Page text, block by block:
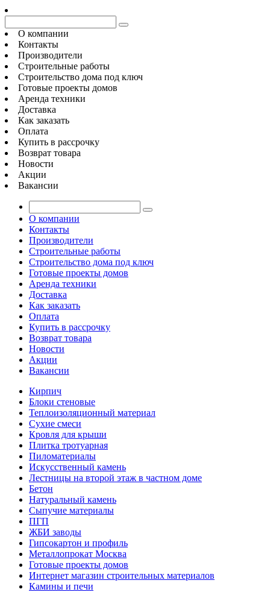
О компании
Контакты
Производители
Строительные работы
Строительство дома под ключ
Готовые проекты домов
Аренда техники
Доставка
Как заказать
Оплата
Купить в рассрочку
Возврат товара
Новости
Акции
Вакансии
О компании
Контакты
Производители
Строительные работы
Строительство дома под ключ
Готовые проекты домов
Аренда техники
Доставка
Как заказать
Оплата
Купить в рассрочку
Возврат товара
Новости
Акции
Вакансии
Кирпич
Блоки стеновые
Теплоизоляционный материал
Сухие смеси
Кровля для крыши
Плитка тротуарная
Пиломатериалы
Искусственный камень
Лестницы на второй этаж в частном доме
Бетон
Натуральный камень
Сыпучие материалы
ПГП
ЖБИ заводы
Гипсокартон и профиль
Металлопрокат Москва
Готовые проекты домов
Интернет магазин строительных материалов
Камины и печи